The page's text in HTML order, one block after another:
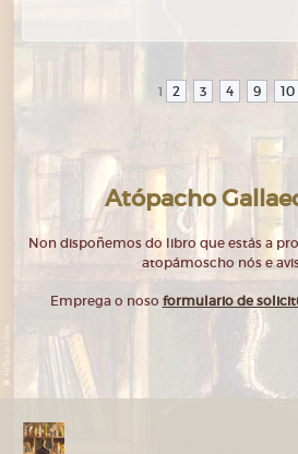
1 2 3 4 9 10
Atópacho
Non dispoñemos do libro que estás a
atopámoscho nós e
Emprega o noso formulario de